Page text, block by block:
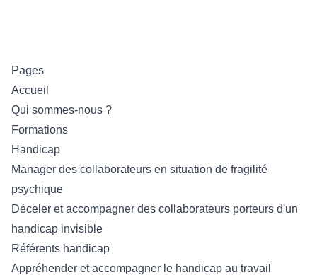
Pages
Accueil
Qui sommes-nous ?
Formations
Handicap
Manager des collaborateurs en situation de fragilité
psychique
Déceler et accompagner des collaborateurs porteurs d'un
handicap invisible
Référents handicap
Appréhender et accompagner le handicap au travail